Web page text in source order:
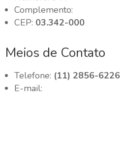
Complemento:
CEP: 03.342-000
Meios de Contato
Telefone: (11) 2856-6226
E-mail: